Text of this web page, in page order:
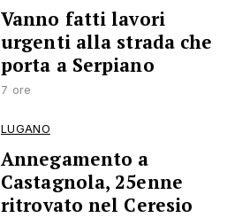
Vanno fatti lavori
urgenti alla strada che
porta a Serpiano
7 ore
LUGANO
Annegamento a
Castagnola, 25enne
ritrovato nel Ceresio